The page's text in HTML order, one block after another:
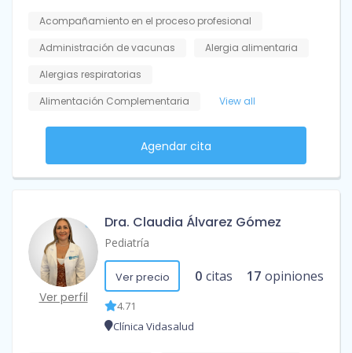
Acompañamiento en el proceso profesional
Administración de vacunas
Alergia alimentaria
Alergias respiratorias
Alimentación Complementaria
View all
Agendar cita
Ver perfil
Dra. Claudia Álvarez Gómez
Pediatría
Ver precio 0 citas 17 opiniones
4.71
Clínica Vidasalud